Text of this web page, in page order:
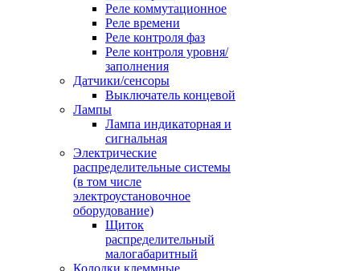
Реле коммутационное
Реле времени
Реле контроля фаз
Реле контроля уровня/
заполнения
Датчики/сенсоры
Выключатель концевой
Лампы
Лампа индикаторная и
сигнальная
Электрические
распределительные системы
(в том числе
электроустановочное
оборудование)
Щиток
распределительный
малогабаритный
Колодки клеммные